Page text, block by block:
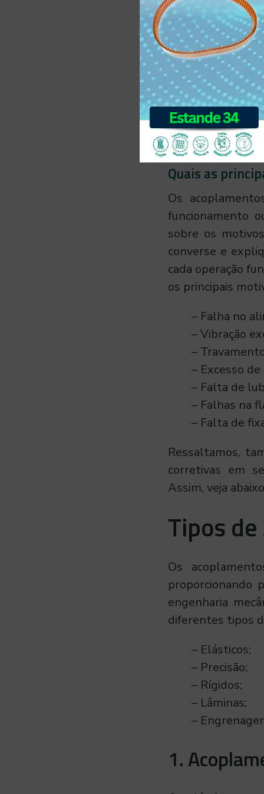
–
Portanto,
para que você
de análise que
máquina e
levado a sério,
operações.
desgaste das
Quais as
Os
funcionamento
sobre os
converse e
cada operação
os principais
– Falha no
– Vibração
–
– Excesso
– Falta de
– Falhas na
– Falta de
Ressaltamos,
corretivas em
Assim, veja
Tipos
Os
proporcionando
engenharia
diferentes tipos
– Elásticos;
– Precisão;
– Rígidos;
– Lâminas;
–
1.